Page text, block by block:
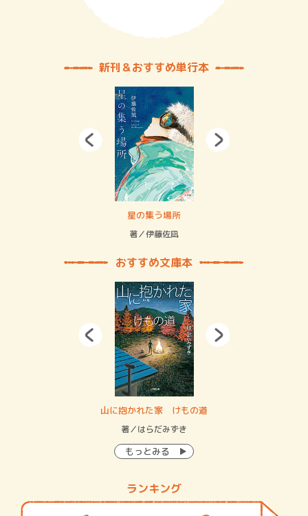
新刊＆おすすめ単行本
星の集う場所
著／伊藤佐凪
おすすめ文庫本
山に抱かれた家 けもの道
著／はらだみずき
もっとみる
ランキング